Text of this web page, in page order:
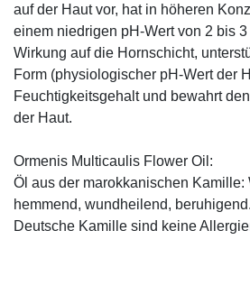
auf der Haut vor, hat in höheren
einem niedrigen pH-Wert von 2 bis
Wirkung auf die Hornschicht,
Form (physiologischer pH-Wert der
Feuchtigkeitsgehalt und bewahrt
der Haut.
Ormenis Multicaulis Flower Oil:
Öl aus der marokkanischen Kamille:
hemmend, wundheilend,
Deutsche Kamille sind keine